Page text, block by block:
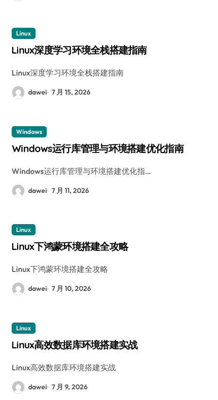
Linux
Linux深度学习环境全栈搭建指南
Linux深度学习环境全栈搭建指南
dawei 7 月 15, 2026
Windows
Windows运行库管理与环境搭建优化指南
Windows运行库管理与环境搭建优化指…
dawei 7 月 11, 2026
Linux
Linux下鸿蒙环境搭建全攻略
Linux下鸿蒙环境搭建全攻略
dawei 7 月 10, 2026
Linux
Linux高效数据库环境搭建实战
Linux高效数据库环境搭建实战
dawei 7 月 9, 2026